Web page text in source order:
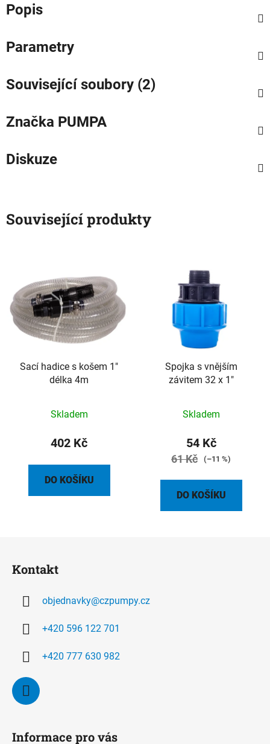
Popis
Parametry
Související soubory (2)
Značka PUMPA
Diskuze
Související produkty
Sací hadice s košem 1"
délka 4m
Skladem
402 Kč
DO KOŠÍKU
Spojka s vnějším
závitem 32 x 1"
Skladem
54 Kč
61 Kč (–11 %)
DO KOŠÍKU
Kontakt
objednavky@czpumpy.cz
+420 596 122 701
+420 777 630 982
Informace pro vás